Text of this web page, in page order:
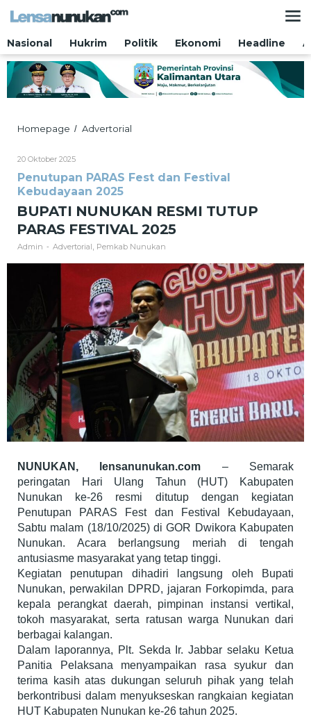
Nasional
Hukrim Politik Ekonomi Headline
Homepage / Advertorial
PARAS
20 Oktober 2025Oleh
Penutupan PARAS Fest dan Festival
Kebudayaan 2025
BUPATI NUNUKAN RESMI TUTUP
PARAS FESTIVAL 2025
Admin - Advertorial Pemkab Nunukan
NUNUKAN, lensanunukan.com – Semarak
peringatan Hari Ulang Tahun (HUT) Kabupaten
Nunukan ke-26 resmi ditutup dengan kegiatan
Penutupan PARAS Fest dan Festival Kebudayaan,
Sabtu malam (18/10/2025) di GOR Dwikora Kabupaten
Nunukan. Acara berlangsung meriah di tengah
antusiasme masyarakat yang tetap tinggi.
Kegiatan penutupan dihadiri langsung oleh Bupati
Nunukan, perwakilan DPRD, jajaran Forkopimda, para
kepala perangkat daerah, pimpinan instansi vertikal,
tokoh masyarakat, serta ratusan warga Nunukan dari
berbagai kalangan.
Dalam laporannya, Plt. Sekda Ir. Jabbar selaku Ketua
Panitia Pelaksana menyampaikan rasa syukur dan
terima kasih atas dukungan seluruh pihak yang telah
berkontribusi dalam menyukseskan rangkaian kegiatan
HUT Kabupaten Nunukan ke-26 tahun 2025.